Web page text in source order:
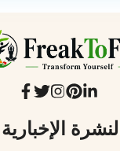
الإخبارية